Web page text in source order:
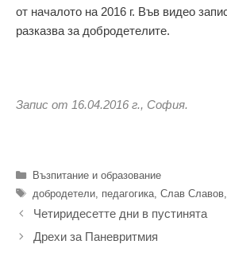
от началото на 2016 г. Във видео
разказва за добродетелите.
Запис от 16.04.2016 г., София.
Категории
Възпитание и образование
Етикети
добродетели, педагогика, Слав Славов,
Четиридесетте дни в пустинята
Дрехи за Паневритмия